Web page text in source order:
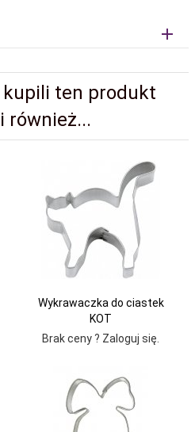
kupili ten produkt
również...
Wykrawaczka do ciastek
KOT
Brak ceny ? Zaloguj się.